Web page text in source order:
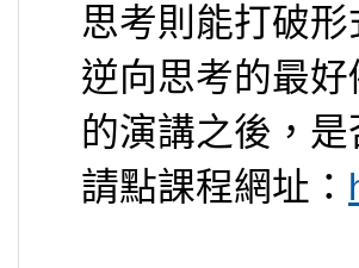
思考則能打破
逆向思考的最
的演講之後，
請點課程網址：